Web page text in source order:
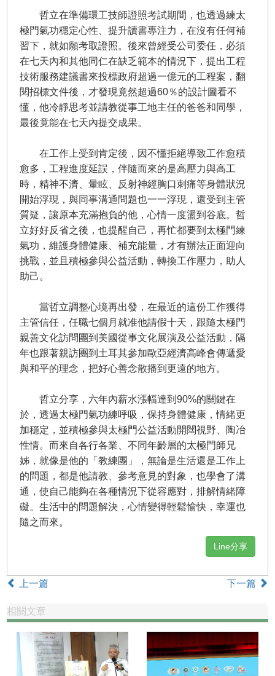
哲立在準備環工技師證照考試期間，也透過練太
極門氣功穩定心性、提升讀書專注力，在沒有任何補
習下，就如願考取證照。後來曾經受公司委任，必須
在七天內和其他同仁在缺乏範本的情況下，提出工程
技術服務建議書來投標政府超過一億元的工程案，翻
閱招標文件後，才發現竟然超過60％的設計圖看不
懂，他冷靜思考並請教從事工地主任的爸爸和同學，
最後竟能在七天內提交成果。
在工作上受到肯定後，因不懂拒絕導致工作愈積
愈多，工程進度延誤，伴隨而來的是高壓力與高工
時，精神不濟、暈眩、反射神經胸口刺痛等身體狀況
開始浮現，與同事溝通問題也一一浮現，還受到主管
質疑，讓原本充滿抱負的他，心情一度盪到谷底。哲
立好好反省之後，也提醒自己，再忙都要到太極門練
氣功，維護身體健康、補充能量，才有辦法正面迎向
挑戰，並且積極參與公益活動，轉換工作壓力，助人
助己。
當哲立調整心境再出發，在最近的這份工作獲得
主管信任，任職七個月就准他請假十天，跟隨太極門
親善文化訪問團到美國從事文化展演及公益活動，隔
年也跟著親訪團到土耳其參加歐亞經濟高峰會傳遞愛
與和平的理念，把好心善念散播到更遠的地方。
哲立分享，六年內薪水漲幅達到90%的關鍵在
於，透過太極門氣功練呼吸，保持身體健康，情緒更
加穩定，並積極參與太極門公益活動開闊視野、陶冶
性情。而來自各行各業、不同年齡層的太極門師兄
姊，就像是他的「教練團」，無論是生活還是工作上
的問題，都是他請教、參考意見的對象，也學會了溝
通，使自己能夠在各種情況下從容應對，排解情緒障
礙。生活中的問題解決，心情變得輕鬆愉快，幸運也
隨之而來。
Line分享
上一篇 下一篇
相關文章